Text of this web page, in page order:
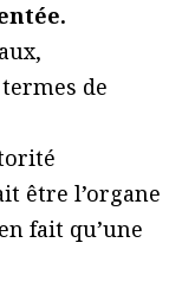
de
être l’organe
fait qu’une